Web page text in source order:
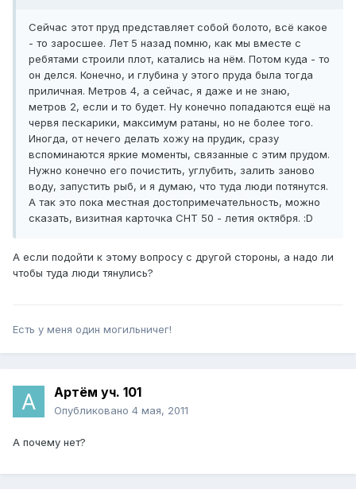
Сейчас этот пруд представляет собой болото, всё какое
- то заросшее. Лет 5 назад помню, как мы вместе с
ребятами строили плот, катались на нём. Потом куда - то
он делся. Конечно, и глубина у этого пруда была тогда
приличная. Метров 4, а сейчас, я даже и не знаю,
метров 2, если и то будет. Ну конечно попадаются ещё на
червя пескарики, максимум ратаны, но не более того.
Иногда, от нечего делать хожу на прудик, сразу
вспоминаются яркие моменты, связанные с этим прудом.
Нужно конечно его почистить, углубить, залить заново
воду, запустить рыб, и я думаю, что туда люди потянутся.
А так это пока местная достопримечательность, можно
сказать, визитная карточка СНТ 50 - летия октября. :D
А если подойти к этому вопросу с другой стороны, а надо ли
чтобы туда люди тянулись?
Есть у меня один могильничег!
Артём уч. 101
Опубликовано 4 мая, 2011
А почему нет?